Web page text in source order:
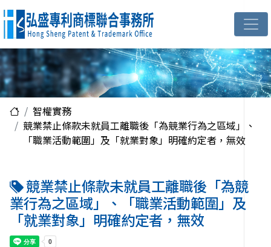
智權實務
競業禁止條款未就員工離職後「為競業行為之區域」、
「職業活動範圍」及「就業對象」明確約定者，無效
競業禁止條款未就員工離職後「為競
業行為之區域」、「職業活動範圍」及
「就業對象」明確約定者，無效